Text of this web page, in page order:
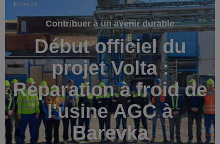
Barevka
Contribuer à un avenir durable
Début officiel du
projet Volta :
Réparation à froid de
l'usine AGC à
Barevka